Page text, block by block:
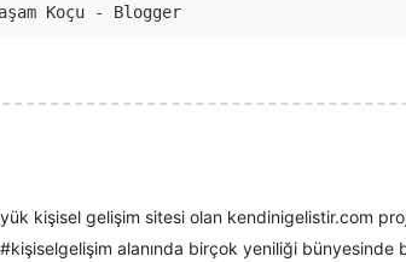
Koçu - Blogger
kişisel gelişim sitesi olan kendinigelistir.com
#kişiselgelişim alanında birçok yeniliği